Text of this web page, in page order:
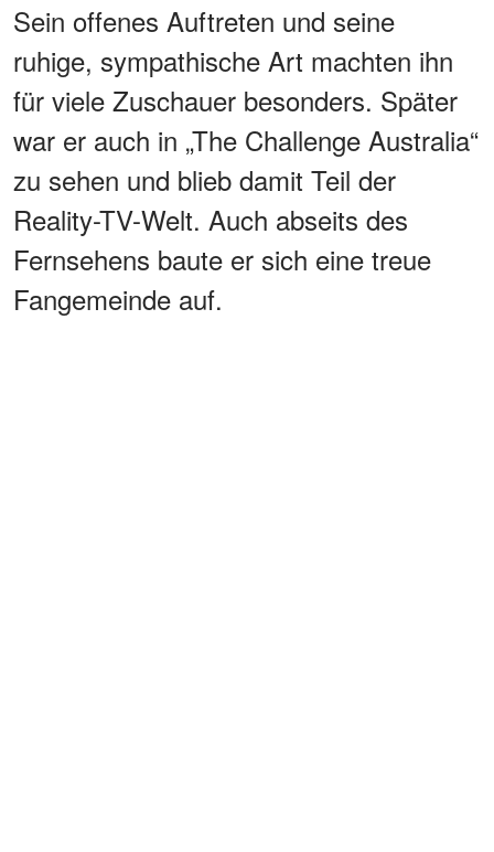
Sein offenes Auftreten und seine
ruhige, sympathische Art machten ihn
für viele Zuschauer besonders. Später
war er auch in „The Challenge Australia“
zu sehen und blieb damit Teil der
Reality-TV-Welt. Auch abseits des
Fernsehens baute er sich eine treue
Fangemeinde auf.